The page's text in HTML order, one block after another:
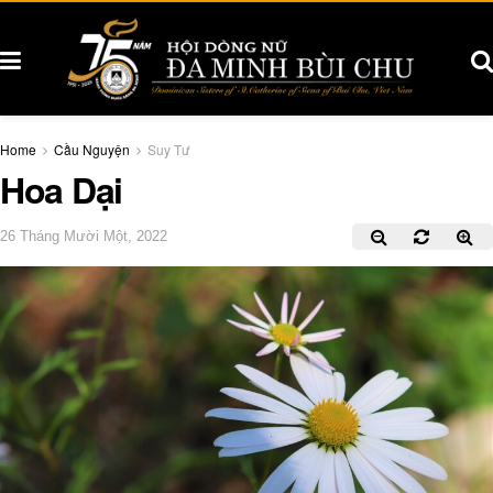
Home Cầu Nguyện Suy Tư
Hoa Dại
26 Tháng Mười Một, 2022